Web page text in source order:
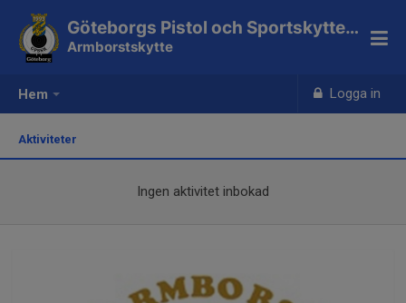
Hem Logga in
Göteborgs Pistol och Sportskytteklubb
Armborstskytte
Aktiviteter
Ingen aktivitet inbokad